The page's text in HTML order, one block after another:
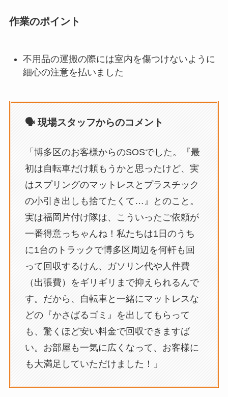
作業のポイント
不用品の運搬の際には室内を傷つけないように
細心の注意を払いました
🗣️ 現場スタッフからのコメント
「博多区のお客様からのSOSでした。『最
初は自転車だけ頼もうかと思ったけど、実
はスプリングのマットレスとプラスチック
の小引き出しも捨てたくて…』とのこと。
実は福岡片付け隊は、こういったご依頼が
一番得意っちゃんね！私たちは1日のうち
に1台のトラックで博多区周辺を何軒も回
って回収するけん、ガソリン代や人件費
（出張費）をギリギリまで抑えられるんで
す。だから、自転車と一緒にマットレスな
どの『かさばるゴミ』を出してもらって
も、驚くほど安い料金で回収できますば
い。お部屋も一気に広くなって、お客様に
も大満足していただけました！」